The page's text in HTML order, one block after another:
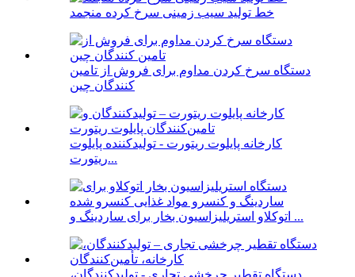
خط تولید سیب زمینی سرخ کرده منجمد
دستگاه سرخ کردن مداوم برای فروش از تامین
کنندگان چین
کارخانه پایلوت ریتورت - تولیدکننده پایلوت
ریتورت...
اتوکلاو استریلیزاسیون بخار برای ساردینگ و ...